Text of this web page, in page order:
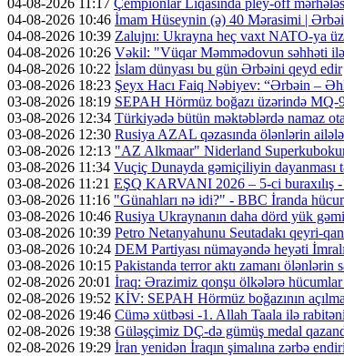
04-08-2026 11:17 Çempionlar Liqasında pley-off
04-08-2026 10:46 İmam Hüseynin (ə) 40 Mərasimi |
04-08-2026 10:39 Zalujnı: Ukrayna heç vaxt NATO-ya
04-08-2026 10:26 Vəkil: "Vüqar Məmmədovun səhhəti ilə
04-08-2026 10:22 İslam dünyası bu gün Ərbəini qeyd edir
03-08-2026 18:23 Şeyx Hacı Faiq Nəbiyev: “Ərbəin –
03-08-2026 18:19 SEPAH Hörmüz boğazı üzərində
03-08-2026 12:34 Türkiyədə bütün məktəblərdə namaz
03-08-2026 12:30 Rusiya AZAL qəzasında ölənlərin
03-08-2026 12:13 "AZ Alkmaar" Niderland
03-08-2026 11:34 Vuçiç Dunayda gəmiçiliyin dayanması
03-08-2026 11:21 EŞQ KARVANI 2026 – 5-ci buraxılış
03-08-2026 11:16 "Günahları nə idi?" - BBC İranda
03-08-2026 10:46 Rusiya Ukraynanın daha dörd yük
03-08-2026 10:39 Petro Netanyahunu Seutadakı qeyri-
03-08-2026 10:24 DEM Partiyası nümayəndə heyəti
03-08-2026 10:15 Pakistanda terror aktı zamanı ölənlərin
02-08-2026 20:01 İraq: Ərazimiz qonşu ölkələrə
02-08-2026 19:52 KİV: SEPAH Hörmüz boğazının
02-08-2026 19:46 Cümə xütbəsi -1. Allah Taala ilə
02-08-2026 19:38 Güləşçimiz DÇ-də gümüş medal
02-08-2026 19:29 İran yenidən İraqın şimalına zərbə